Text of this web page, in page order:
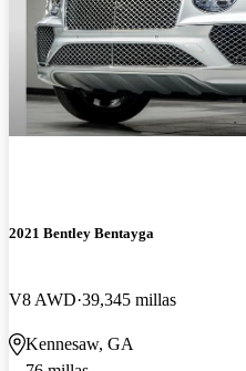
2021 Bentley Bentayga
V8 AWD 39,345 millas
Kennesaw, GA